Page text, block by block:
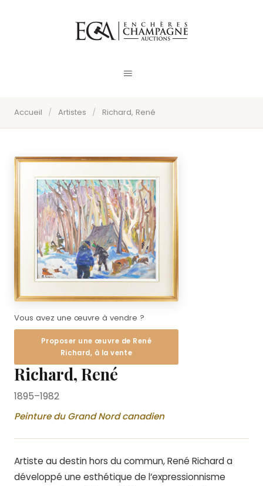
Accueil / Artistes / Richard, René
Vous avez une œuvre à vendre ?
Proposer une œuvre de René
Richard, à la vente
Richard, René
1895–1982
Peinture du Grand Nord canadien
Artiste au destin hors du commun, René Richard a
développé une esthétique de l’expressionnisme